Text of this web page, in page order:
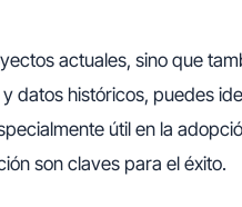
actuales, sino que
datos históricos, puedes
útil en la
son claves para el éxito.